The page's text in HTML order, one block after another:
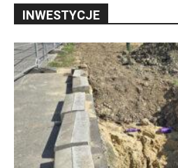
INWESTYCJE